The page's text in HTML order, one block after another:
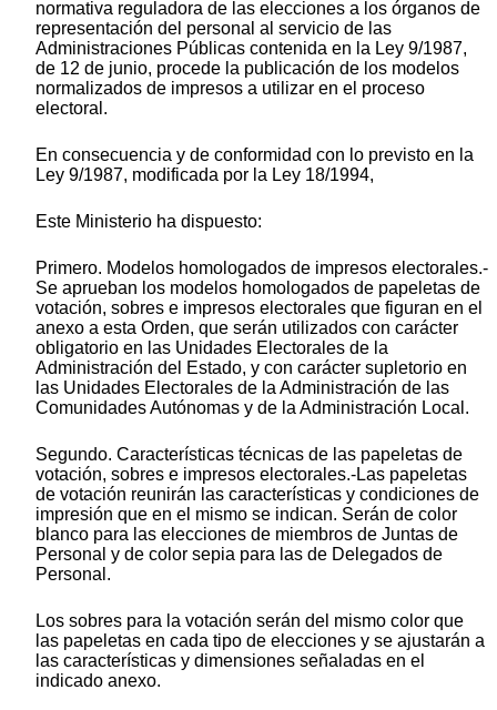
normativa reguladora de las elecciones a los órganos de
representación del personal al servicio de las
Administraciones Públicas contenida en la Ley 9/1987,
de 12 de junio, procede la publicación de los modelos
normalizados de impresos a utilizar en el proceso
electoral.
En consecuencia y de conformidad con lo previsto en la
Ley 9/1987, modificada por la Ley 18/1994,
Este Ministerio ha dispuesto:
Primero. Modelos homologados de impresos electorales.-
Se aprueban los modelos homologados de papeletas de
votación, sobres e impresos electorales que figuran en el
anexo a esta Orden, que serán utilizados con carácter
obligatorio en las Unidades Electorales de la
Administración del Estado, y con carácter supletorio en
las Unidades Electorales de la Administración de las
Comunidades Autónomas y de la Administración Local.
Segundo. Características técnicas de las papeletas de
votación, sobres e impresos electorales.-Las papeletas
de votación reunirán las características y condiciones de
impresión que en el mismo se indican. Serán de color
blanco para las elecciones de miembros de Juntas de
Personal y de color sepia para las de Delegados de
Personal.
Los sobres para la votación serán del mismo color que
las papeletas en cada tipo de elecciones y se ajustarán a
las características y dimensiones señaladas en el
indicado anexo.